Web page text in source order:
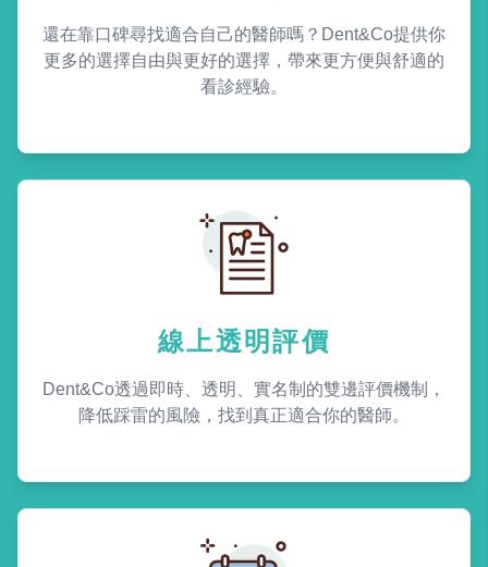
還在靠口碑尋找適合自己的醫師嗎？Dent&Co提供你
更多的選擇自由與更好的選擇，帶來更方便與舒適的
看診經驗。
線上透明評價
Dent&Co透過即時、透明、實名制的雙邊評價機制，
降低踩雷的風險，找到真正適合你的醫師。